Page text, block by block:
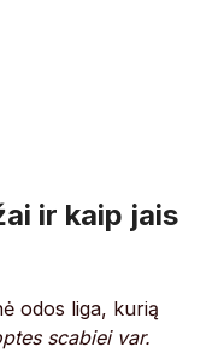
ir kaip jais
odos liga, kurią
scabiei var.